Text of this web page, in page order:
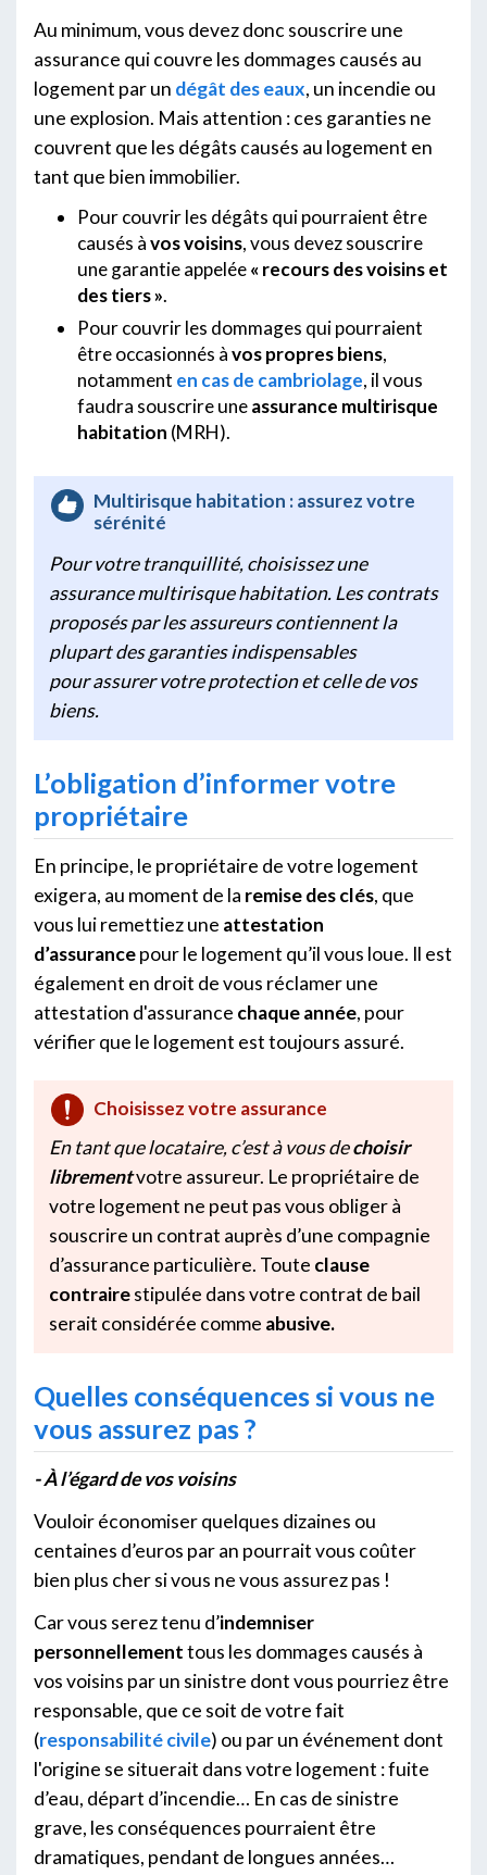
Au minimum, vous devez donc souscrire une
assurance qui couvre les dommages causés au
logement par un dégât des eaux, un incendie ou
une explosion. Mais attention : ces garanties ne
couvrent que les dégâts causés au logement en
tant que bien immobilier.
Pour couvrir les dégâts qui pourraient être
causés àvos voisins, vous devez souscrire
une garantie appelée« recours des voisins et
des tiers ».
Pour couvrir les dommages qui pourraient
être occasionnés àvos propres biens,
notamment en cas de cambriolage, il vous
faudra souscrire uneassurance multirisque
habitation (MRH).
Multirisque habitation : assurez votre
sérénité
Pour votre tranquillité, choisissez une
assurance multirisque habitation. Les contrats
proposés par les assureurs contiennent la
plupart des garanties indispensables
pour assurer votre protection et celle de vos
biens.
L’obligation d’informer votre
propriétaire
En principe, le propriétaire de votre logement
exigera, au moment de la remise des clés, que
vous lui remettiez une attestation
d’assurancepour le logement qu’il vous loue. Il est
également en droit de vous réclamer une
attestation d'assurance chaque année, pour
vérifier que le logement est toujours assuré.
Choisissez votre assurance
En tant que locataire, c’est à vous dechoisir
librementvotre assureur. Le propriétaire de
votre logement ne peut pas vous obliger à
souscrire un contrat auprès d’une compagnie
d’assurance particulière. Toute clause
contrairestipulée dans votre contrat de bail
serait considérée comme abusive.
Quelles conséquences si vous ne
vous assurez pas ?
- À l’égard de vos voisins
Vouloir économiser quelques dizaines ou
centaines d’euros par an pourrait vous coûter
bien plus cher si vous ne vous assurez pas !
Car vous serez tenu d’indemniser
personnellementtous les dommages causés à
vos voisins par un sinistre dont vous pourriez être
responsable, que ce soit de votre fait
(responsabilité civile) ou par un événement dont
l'origine se situerait dans votre logement : fuite
d’eau, départ d’incendie… En cas de sinistre
grave, les conséquences pourraient être
dramatiques, pendant de longues années…